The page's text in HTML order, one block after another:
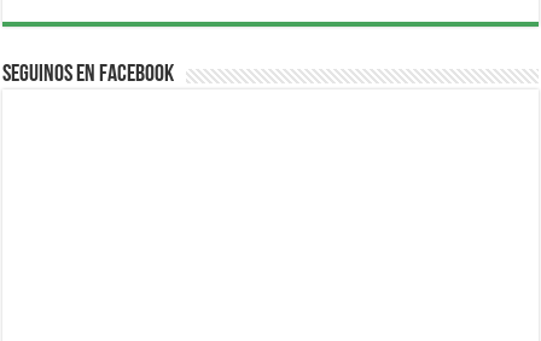
Seguinos en Facebook